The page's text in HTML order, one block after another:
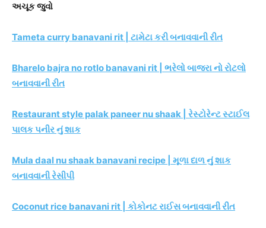
અચૂક જુવો
Tameta curry banavani rit | ટામેટા કરી બનાવવાની રીત
Bharelo bajra no rotlo banavani rit | ભરેલો બાજરા નો રોટલો
બનાવવાની રીત
Restaurant style palak paneer nu shaak | રેસ્ટોરેન્ટ સ્ટાઈલ
પાલક પનીર નું શાક
Mula daal nu shaak banavani recipe | મૂળા દાળ નું શાક
બનાવવાની રેસીપી
Coconut rice banavani rit | કોકોનટ રાઈસ બનાવવાની રીત